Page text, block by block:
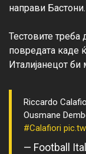
направи Бастони.
Тестовите треба
повредата каде
Riccardo
Ousmane
#Calafiori
— Football